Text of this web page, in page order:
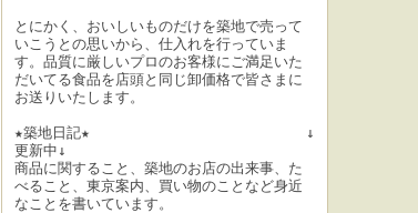
とにかく、おいしいものだけを築地で売って
いこうとの思いから、仕入れを行っていま
す。品質に厳しいプロのお客様にご満足いた
だいてる食品を店頭と同じ卸価格で皆さまに
お送りいたします。
★築地日記★ ↓
更新中↓
商品に関すること、築地のお店の出来事、た
べること、東京案内、買い物のことなど身近
なことを書いています。